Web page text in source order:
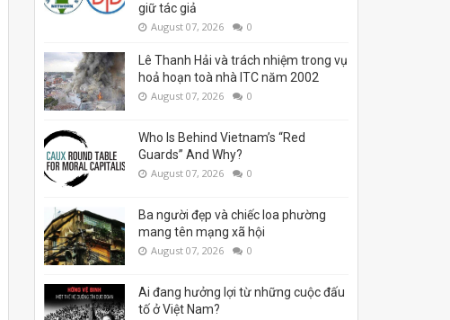
giữ tác giả
August 07, 2026 0
Lê Thanh Hải và trách nhiệm trong vụ
hoả hoạn toà nhà ITC năm 2002
August 07, 2026 0
Who Is Behind Vietnam’s “Red
Guards” And Why?
August 07, 2026 0
Ba người đẹp và chiếc loa phường
mang tên mạng xã hội
August 07, 2026 0
Ai đang hưởng lợi từ những cuộc đấu
tố ở Việt Nam?